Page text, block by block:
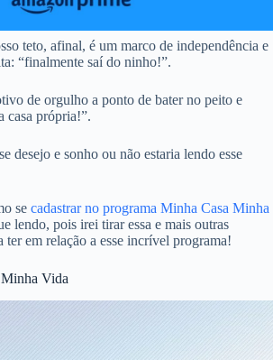
teto, afinal, é um marco de independência e
“finalmente saí do ninho!”.
de orgulho a ponto de bater no peito e
casa própria!”.
desejo e sonho ou não estaria lendo esse
se cadastrar no programa Minha Casa Minha
lendo, pois irei tirar essa e mais outras
ter em relação a esse incrível programa!
Vida